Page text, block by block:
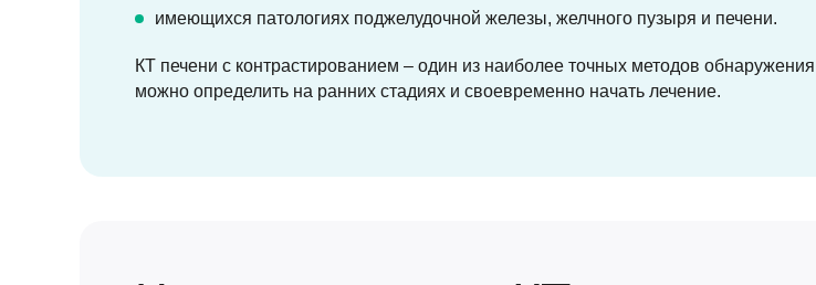
имеющихся патологиях поджелудочной железы, желчного пузыря и печени.
КТ печени с контрастированием – один из наиболее точных методов
можно определить на ранних стадиях и своевременно начать лечение.